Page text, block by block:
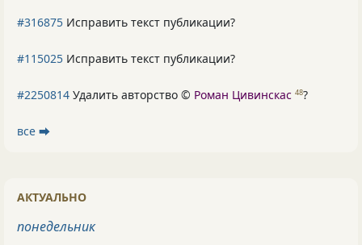
#316875 Исправить текст публикации?
#115025 Исправить текст публикации?
#2250814 Удалить авторство © Роман Цивинскас 48?
все ⮕
АКТУАЛЬНО
понедельник